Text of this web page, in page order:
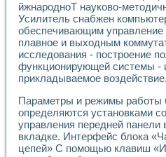
Измерительный
Моделирование
Лабораторные
Автоматизация
Автоматизированные
Виртуальный прибор
Использование
Использование
Лабораторный
Лабораторный
Лабораторный
Опыт использования
йжнародноТ науково-
Усилитель снабжен
обеспечивающим управление
плавное и выходным
исследования - построение
функционирующей системы -
прикладываемое воздействие.
Параметры и режимы работы
определяются установками
управления передней панели
вкладке. Интерфейс блока
цепей» С помощью клавиш